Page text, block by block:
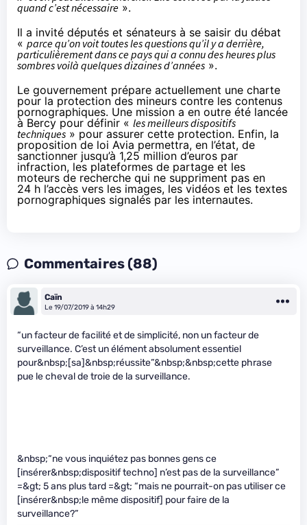
quand c’est nécessaire ».
Il a invité députés et sénateurs à se saisir du débat
« parce qu’on voit toutes les questions qu’il y a derrière,
particulièrement dans ce pays qui a connu des heures plus
sombres voilà quelques dizaines d’années ».
Le gouvernement prépare actuellement une charte
pour la protection des mineurs contre les contenus
pornographiques. Une mission a en outre été lancée
à Bercy pour définir « les meilleurs dispositifs
techniques » pour assurer cette protection. Enfin, la
proposition de loi Avia permettra, en l’état, de
sanctionner jusqu’à 1,25 million d’euros par
infraction, les plateformes de partage et les
moteurs de recherche qui ne suppriment pas en
24 h l’accès vers les images, les vidéos et les textes
pornographiques signalés par les internautes.
Commentaires (88)
Caïn
Le 19/07/2019 à 14h29
“un facteur de facilité et de simplicité, non un facteur de
surveillance. C’est un élément absolument essentiel
pour&nbsp;[sa]&nbsp;réussite”&nbsp;&nbsp;cette phrase
pue le cheval de troie de la surveillance.
&nbsp;“ne vous inquiétez pas bonnes gens ce
[insérer&nbsp;dispositif techno] n’est pas de la surveillance”
=&gt; 5 ans plus tard =&gt; “mais ne pourrait-on pas utiliser ce
[insérer&nbsp;le même dispositif] pour faire de la
surveillance?”